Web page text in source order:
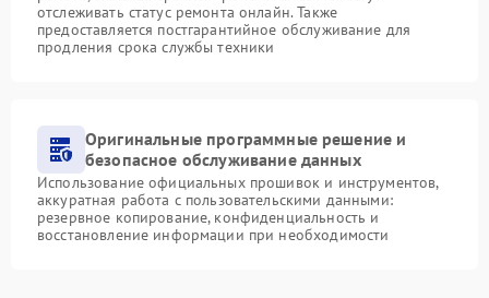
отслеживать статус ремонта онлайн. Также
предоставляется постгарантийное обслуживание для
продления срока службы техники
Оригинальные программные решение и
безопасное обслуживание данных
Использование официальных прошивок и инструментов,
аккуратная работа с пользовательскими данными:
резервное копирование, конфиденциальность и
восстановление информации при необходимости